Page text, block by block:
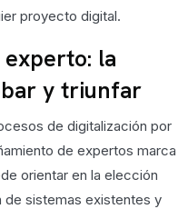
proyecto digital.
la
y triunfar
de digitalización por
de expertos marca
orientar en la elección
de sistemas existentes y